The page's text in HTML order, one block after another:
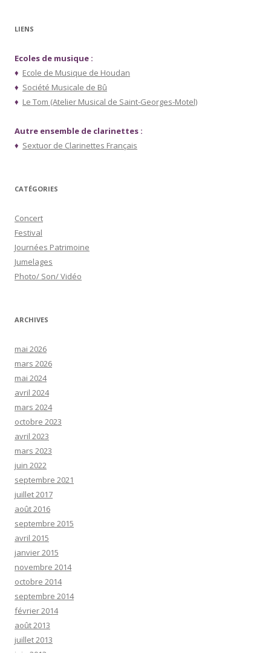
LIENS
Ecoles de musique :
♦ Ecole de Musique de Houdan
♦ Société Musicale de Bû
♦ Le Tom (Atelier Musical de Saint-Georges-Motel)
Autre ensemble de clarinettes :
♦ Sextuor de Clarinettes Français
CATÉGORIES
Concert
Festival
Journées Patrimoine
Jumelages
Photo/ Son/ Vidéo
ARCHIVES
mai 2026
mars 2026
mai 2024
avril 2024
mars 2024
octobre 2023
avril 2023
mars 2023
juin 2022
septembre 2021
juillet 2017
août 2016
septembre 2015
avril 2015
janvier 2015
novembre 2014
octobre 2014
septembre 2014
février 2014
août 2013
juillet 2013